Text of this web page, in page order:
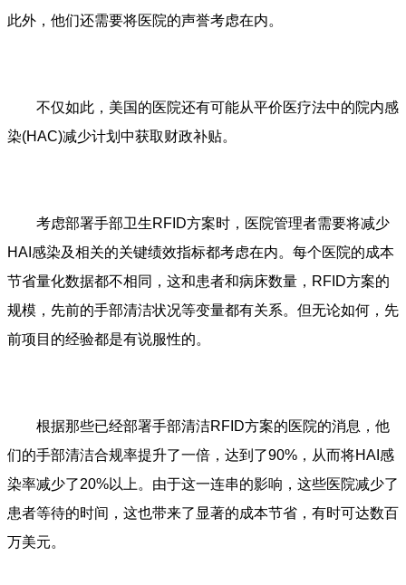
此外，他们还需要将医院的声誉考虑在内。
不仅如此，美国的医院还有可能从平价医疗法中的院内感
染(HAC)减少计划中获取财政补贴。
考虑部署手部卫生RFID方案时，医院管理者需要将减少
HAI感染及相关的关键绩效指标都考虑在内。每个医院的成本
节省量化数据都不相同，这和患者和病床数量，RFID方案的
规模，先前的手部清洁状况等变量都有关系。但无论如何，先
前项目的经验都是有说服性的。
根据那些已经部署手部清洁RFID方案的医院的消息，他
们的手部清洁合规率提升了一倍，达到了90%，从而将HAI感
染率减少了20%以上。由于这一连串的影响，这些医院减少了
患者等待的时间，这也带来了显著的成本节省，有时可达数百
万美元。